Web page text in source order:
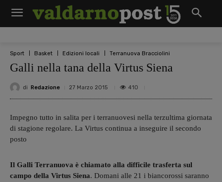
Sport Basket Edizioni locali Terranuova Bracciolini
Galli nella tana della Virtus Siena
di Redazione 27 Marzo 2015 410
Impegno tutto in salita per i terranuovesi nella terzultima giornata
di stagione regolare. La Virtus continua a inseguire il secondo
posto
Il Galli Terranuova è chiamato alla difficile trasferta sul
campo della Virtus Siena. Domani alle 21 i biancorossi saranno